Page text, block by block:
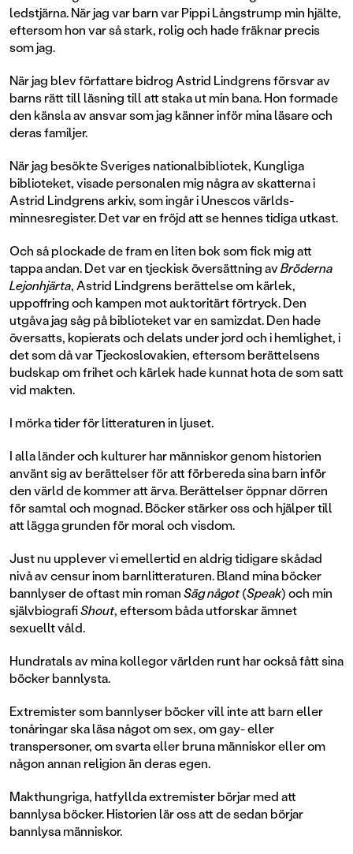
ledstjärna. När jag var barn var Pippi Långstrump min hjälte,
eftersom hon var så stark, rolig och hade fräknar precis
som jag.
När jag blev författare bidrog Astrid Lindgrens försvar av
barns rätt till läsning till att staka ut min bana. Hon formade
den känsla av ansvar som jag känner inför mina läsare och
deras familjer.
När jag besökte Sveriges nationalbibliotek, Kungliga
biblioteket, visade personalen mig några av skatterna i
Astrid Lindgrens arkiv, som ingår i Unescos världs­
minnesregister. Det var en fröjd att se hennes tidiga utkast.
Och så plockade de fram en liten bok som fick mig att
tappa andan. Det var en tjeckisk översättning avBröderna
Lejonhjärta, Astrid Lindgrens berättelse om kärlek,
uppoffring och kampen mot auktoritärt förtryck. Den
utgåva jag såg på biblioteket var en samizdat. Den hade
översatts, kopierats och delats under jord och i hemlighet, i
det som då var Tjeckoslovakien, eftersom berättelsens
budskap om frihet och kärlek hade kunnat hota de som satt
vid makten.
I mörka tider för litteraturen in ljuset.
I alla länder och kulturer har människor genom historien
använt sig av berättelser för att förbereda sina barn inför
den värld de kommer att ärva. Berättelser öppnar dörren
för samtal och mognad. Böcker stärker oss och hjälper till
att lägga grunden för moral och visdom.
Just nu upplever vi emellertid en aldrig tidigare skådad
nivå av censur inom barnlitteraturen. Bland mina böcker
bannlyser de oftast min romanSäg något(Speak) och min
självbiografiShout, eftersom båda utforskar ämnet
sexuellt våld.
Hundratals av mina kollegor världen runt har också fått sina
böcker bannlysta.
Extremister som bannlyser böcker vill inte att barn eller
tonåringar ska läsa något om sex, om gay- eller
transpersoner, om svarta eller bruna människor eller om
någon annan religion än deras egen.
Makthungriga, hatfyllda extremister börjar med att
bannlysa böcker. Historien lär oss att de sedan börjar
bannlysa människor.